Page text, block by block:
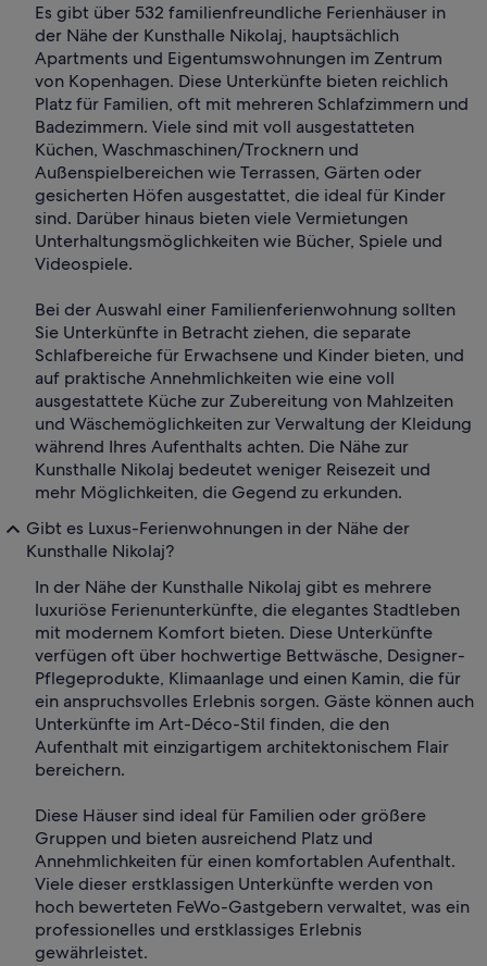
Es gibt über 532 familienfreundliche Ferienhäuser in
der Nähe der Kunsthalle Nikolaj, hauptsächlich
Apartments und Eigentumswohnungen im Zentrum
von Kopenhagen. Diese Unterkünfte bieten reichlich
Platz für Familien, oft mit mehreren Schlafzimmern und
Badezimmern. Viele sind mit voll ausgestatteten
Küchen, Waschmaschinen/Trocknern und
Außenspielbereichen wie Terrassen, Gärten oder
gesicherten Höfen ausgestattet, die ideal für Kinder
sind. Darüber hinaus bieten viele Vermietungen
Unterhaltungsmöglichkeiten wie Bücher, Spiele und
Videospiele.
Bei der Auswahl einer Familienferienwohnung sollten
Sie Unterkünfte in Betracht ziehen, die separate
Schlafbereiche für Erwachsene und Kinder bieten, und
auf praktische Annehmlichkeiten wie eine voll
ausgestattete Küche zur Zubereitung von Mahlzeiten
und Wäschemöglichkeiten zur Verwaltung der Kleidung
während Ihres Aufenthalts achten. Die Nähe zur
Kunsthalle Nikolaj bedeutet weniger Reisezeit und
mehr Möglichkeiten, die Gegend zu erkunden.
Gibt es Luxus-Ferienwohnungen in der Nähe der
Kunsthalle Nikolaj?
In der Nähe der Kunsthalle Nikolaj gibt es mehrere
luxuriöse Ferienunterkünfte, die elegantes Stadtleben
mit modernem Komfort bieten. Diese Unterkünfte
verfügen oft über hochwertige Bettwäsche, Designer-
Pflegeprodukte, Klimaanlage und einen Kamin, die für
ein anspruchsvolles Erlebnis sorgen. Gäste können auch
Unterkünfte im Art-Déco-Stil finden, die den
Aufenthalt mit einzigartigem architektonischem Flair
bereichern.
Diese Häuser sind ideal für Familien oder größere
Gruppen und bieten ausreichend Platz und
Annehmlichkeiten für einen komfortablen Aufenthalt.
Viele dieser erstklassigen Unterkünfte werden von
hoch bewerteten FeWo-Gastgebern verwaltet, was ein
professionelles und erstklassiges Erlebnis
gewährleistet.